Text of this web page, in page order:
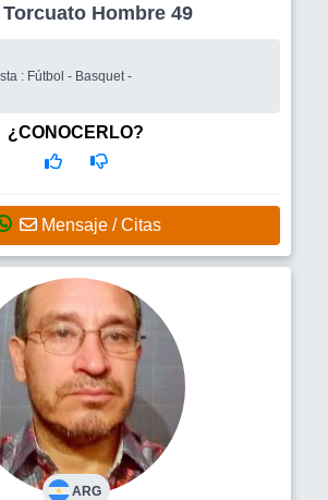
Don Torcuato Hombre 49
gusta : Fútbol - Basquet -
¿CONOCERLO?
Mensaje / Citas
ARG